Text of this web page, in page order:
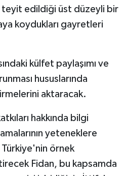
teyit edildiği üst düzeyli bir
koydukları gayretleri
külfet paylaşımı ve
hususlarında
aktaracak.
hakkında bilgi
yeteneklere
örnek
Fidan, bu kapsamda